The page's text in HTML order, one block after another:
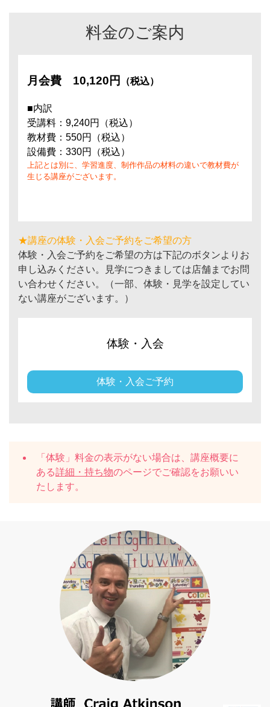
料金のご案内
月会費 10,120円 （税込）
■内訳
受講料：9,240円（税込）
教材費：550円（税込）
設備費：330円（税込）
上記とは別に、学習進度、制作作品の材料の違いで教材費が
生じる講座がございます。
★講座の体験・入会ご予約をご希望の方
体験・入会ご予約をご希望の方は下記のボタンよりお
申し込みください。見学につきましては店舗までお問
い合わせください。（一部、体験・見学を設定してい
ない講座がございます。）
体験・入会
体験・入会ご予約
「体験」料金の表示がない場合は、講座概要に
ある詳細・持ち物のページでご確認をお願いい
たします。